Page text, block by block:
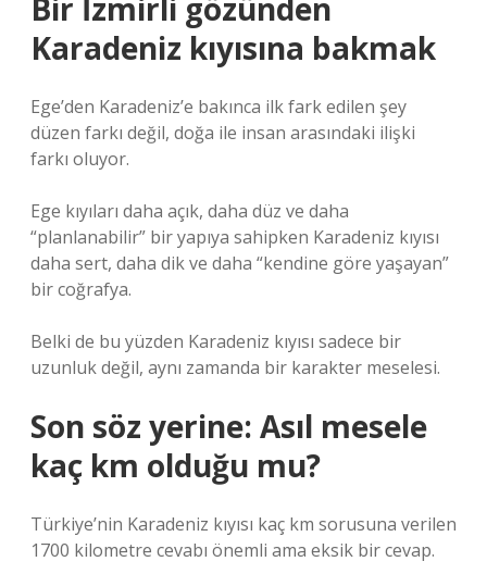
Bir İzmirli gözünden
Karadeniz kıyısına bakmak
Ege’den Karadeniz’e bakınca ilk fark edilen şey
düzen farkı değil, doğa ile insan arasındaki ilişki
farkı oluyor.
Ege kıyıları daha açık, daha düz ve daha
“planlanabilir” bir yapıya sahipken Karadeniz kıyısı
daha sert, daha dik ve daha “kendine göre yaşayan”
bir coğrafya.
Belki de bu yüzden Karadeniz kıyısı sadece bir
uzunluk değil, aynı zamanda bir karakter meselesi.
Son söz yerine: Asıl mesele
kaç km olduğu mu?
Türkiye’nin Karadeniz kıyısı kaç km sorusuna verilen
1700 kilometre cevabı önemli ama eksik bir cevap.